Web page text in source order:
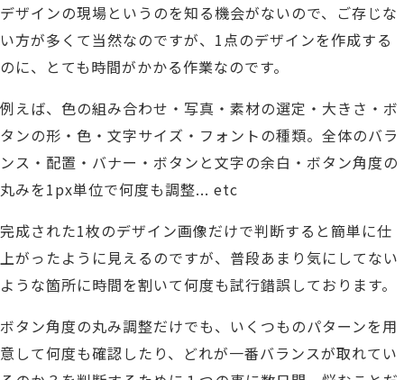
デザインの現場というのを知る機会がないので、
ご存じな
い方が多くて当然なのですが、 1点のデザインを作成する
のに、とても時間がかかる作業なのです。
例えば、色の組み合わせ・写真・素材の選定・大きさ・ボ
タンの形・色・文字サイズ・フォントの種類。 全体のバラ
ンス・配置・バナー・ボタンと文字の余白・ボタン角度の
丸みを1px単位で何度も調整... etc
完成された1枚のデザイン画像だけで判断すると簡単に仕
上がったように見えるのですが、 普段あまり気にしてない
ような箇所に時間を割いて何度も試行錯誤しております。
ボタン角度の丸み調整だけでも、いくつものパターンを用
意して何度も確認したり、
どれが一番バランスが取れてい